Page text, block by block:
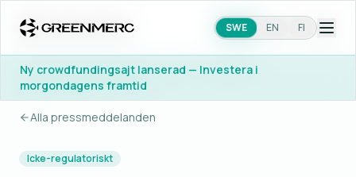
SWE EN FI
Ny crowdfundingsajt lanserad — Investera i
morgondagens framtid
Alla pressmeddelanden
Icke-regulatoriskt
SWE EN FI
Ny crowdfundingsajt lanserad — Investera i
morgondagens framtid